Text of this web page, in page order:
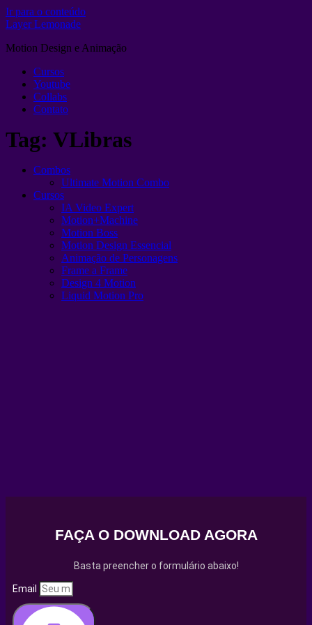
Ir para o conteúdo
Layer Lemonade
Motion Design e Animação
Cursos
Youtube
Collabs
Contato
Tag: VLibras
Combos
Ultimate Motion Combo
Cursos
IA Video Expert
Motion+Machine
Motion Boss
Motion Design Essencial
Animação de Personagens
Frame a Frame
Design 4 Motion
Liquid Motion Pro
FAÇA O DOWNLOAD AGORA
Basta preencher o formulário abaixo!
Email